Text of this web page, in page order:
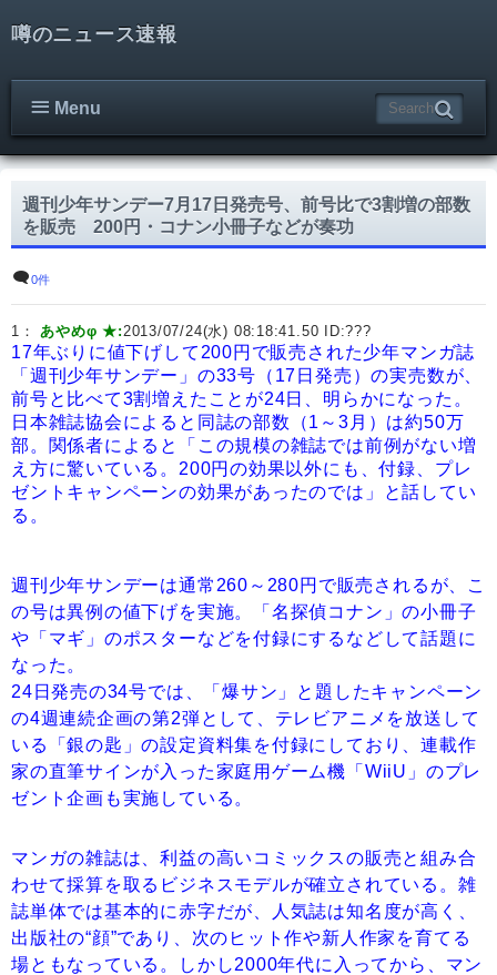
噂のニュース速報
Menu
週刊少年サンデー7月17日発売号、前号比で3割増の部数
を販売 200円・コナン小冊子などが奏功
0件
1：あやめφ ★:2013/07/24(水) 08:18:41.50 ID:???
17年ぶりに値下げして200円で販売された少年マンガ誌
「週刊少年サンデー」の33号（17日発売）の実売数が、
前号と比べて3割増えたことが24日、明らかになった。
日本雑誌協会によると同誌の部数（1～3月）は約50万
部。関係者によると「この規模の雑誌では前例がない増
え方に驚いている。200円の効果以外にも、付録、プレ
ゼントキャンペーンの効果があったのでは」と話してい
る。
週刊少年サンデーは通常260～280円で販売されるが、こ
の号は異例の値下げを実施。「名探偵コナン」の小冊子
や「マギ」のポスターなどを付録にするなどして話題に
なった。
24日発売の34号では、「爆サン」と題したキャンペーン
の4週連続企画の第2弾として、テレビアニメを放送して
いる「銀の匙」の設定資料集を付録にしており、連載作
家の直筆サインが入った家庭用ゲーム機「WiiU」のプレ
ゼント企画も実施している。
マンガの雑誌は、利益の高いコミックスの販売と組み合
わせて採算を取るビジネスモデルが確立されている。雑
誌単体では基本的に赤字だが、人気誌は知名度が高く、
出版社の“顔”であり、次のヒット作や新人作家を育てる
場ともなっている。しかし2000年代に入ってから、マン